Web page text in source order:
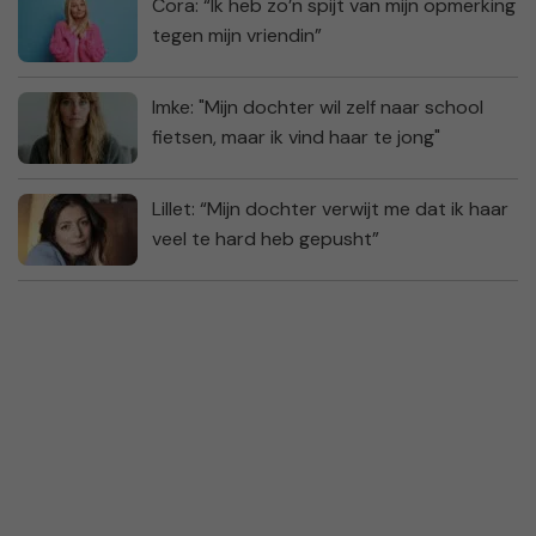
tegen mijn vriendin”
Imke: "Mijn dochter wil zelf naar school
fietsen, maar ik vind haar te jong"
Lillet: “Mijn dochter verwijt me dat ik haar
veel te hard heb gepusht”